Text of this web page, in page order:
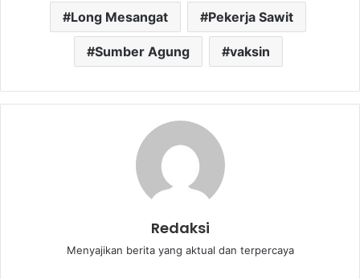
Long Mesangat Pekerja Sawit
Sumber Agung vaksin
Redaksi
Menyajikan berita yang aktual dan terpercaya